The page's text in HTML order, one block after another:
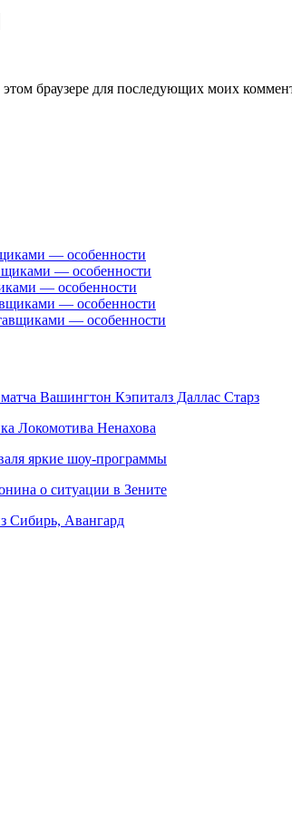
браузере для последующих моих
— особенности
— особенности
— особенности
— особенности
— особенности
Вашингтон Кэпиталз Даллас Старз
Локомотива Ненахова
яркие шоу-программы
о ситуации в Зените
Сибирь, Авангард